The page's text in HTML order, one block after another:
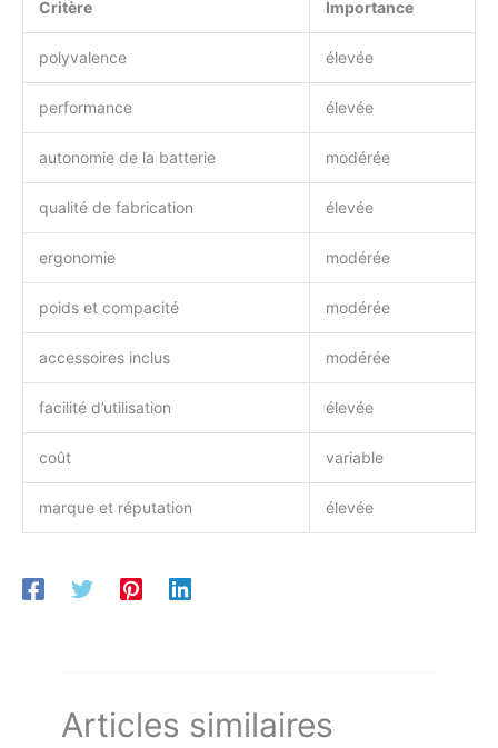
Critère Importance
polyvalence élevée
performance élevée
autonomie de la batterie modérée
qualité de fabrication élevée
ergonomie modérée
poids et compacité modérée
accessoires inclus modérée
facilité d’utilisation élevée
coût variable
marque et réputation élevée
Articles similaires